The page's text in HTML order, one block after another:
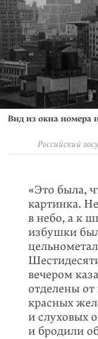
Вид из окна номера
Российский
«Это была,
картинка.
в небо, а к
избушки
вечером
отделены
красных
и слу­ховых
и бродили